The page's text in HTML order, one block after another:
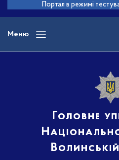
основного
вмісту
Портал в режимі
Меню
Головне